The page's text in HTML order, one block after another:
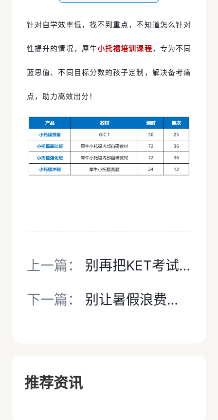
针对自学效率低，找不到重点，不知道怎么针对
性提升的情况，犀牛小托福培训课程，专为不同
蓝思值、不同目标分数的孩子定制，解决备考痛
点，助力高效出分！
上一篇： 别再把KET考试当 “加分鸡娃”！上海中考改革后，它是孩子英语的底线能力附犀牛KET课程培训！
下一篇： 别让暑假浪费！犀牛小托福培训夏令营，沉浸式提分冲刺820+
推荐资讯